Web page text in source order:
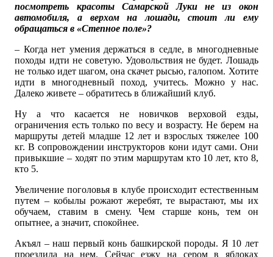
посмотреть красоты Самарской Луки не из окон
автомобиля, а верхом на лошади, стоит ли ему
обращаться в «Степное поле»?
– Когда нет умения держаться в седле, в многодневные
походы идти не советую. Удовольствия не будет. Лошадь
не только идет шагом, она скачет рысью, галопом. Хотите
идти в многодневный поход, учитесь. Можно у нас.
Далеко живете – обратитесь в ближайший клуб.
Ну а что касается не новичков верховой езды,
ограничения есть только по весу и возрасту. Не берем на
маршруты детей младше 12 лет и взрослых тяжелее 100
кг. В сопровождении инструкторов кони идут сами. Они
привыкшие – ходят по этим маршрутам кто 10 лет, кто 8,
кто 5.
Увеличение поголовья в клубе происходит естественным
путем – кобылы рожают жеребят, те вырастают, мы их
обучаем, ставим в смену. Чем старше конь, тем он
опытнее, а значит, спокойнее.
Акъял – наш первый конь башкирской породы. Я 10 лет
проездила на нем. Сейчас езжу на сером в яблоках